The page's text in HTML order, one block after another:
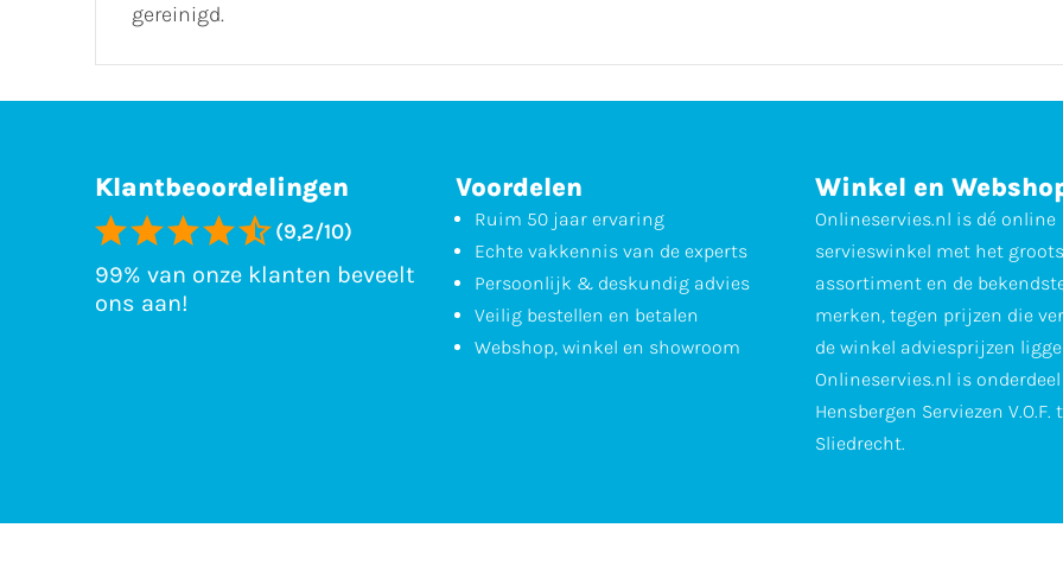
gereinigd.
Klantbeoordelingen
(9,2/10)
99% van onze klanten beveelt
ons aan!
Voordelen
Ruim 50 jaar ervaring
Echte vakkennis van de experts
Persoonlijk & deskundig advies
Veilig bestellen en betalen
Webshop, winkel en showroom
Winkel en
Onlineservies.nl is dé online
servieswinkel met het
assortiment en de
merken, tegen prijzen die
de winkel adviesprijzen
Onlineservies.nl is
Hensbergen Serviezen V.O.F.
Sliedrecht.